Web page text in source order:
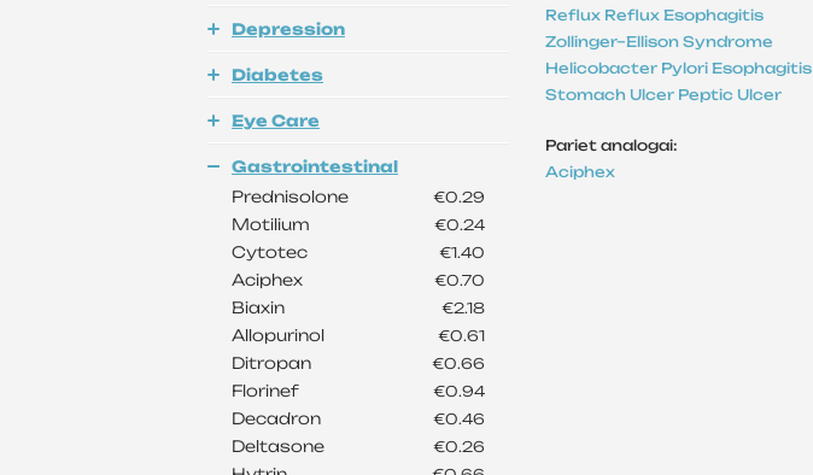
Depression
Diabetes
Eye Care
Gastrointestinal
Prednisolone
€0.29
Motilium €0.24
Cytotec €1.40
Aciphex €0.70
Biaxin €2.18
Allopurinol €0.61
Ditropan €0.66
Florinef €0.94
Decadron €0.46
Deltasone €0.26
Reflux Reflux Esophagitis
Zollinger–Ellison Syndrome
Helicobacter Pylori Esophagitis
Stomach Ulcer Peptic Ulcer
Pariet analogai:
Aciphex